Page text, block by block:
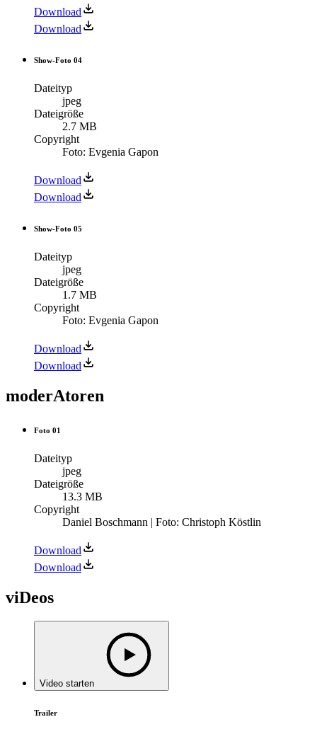
Download
Download
Show-Foto 04
Dateityp
jpeg
Dateigröße
2.7 MB
Copyright
Foto: Evgenia Gapon
Download
Download
Show-Foto 05
Dateityp
jpeg
Dateigröße
1.7 MB
Copyright
Foto: Evgenia Gapon
Download
Download
moderAtoren
Foto 01
Dateityp
jpeg
Dateigröße
13.3 MB
Copyright
Daniel Boschmann | Foto: Christoph Köstlin
Download
Download
viDeos
Video starten
Trailer